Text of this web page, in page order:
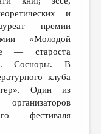
и
премии
«Молодой
— староста
В. Сосноры. В
клуба
Один из
фестиваля